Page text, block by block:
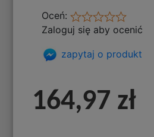
Oceń:
Zaloguj się aby ocenić
zapytaj o produkt
164,97 zł